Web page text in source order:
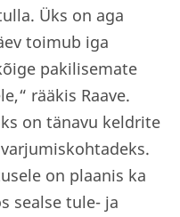
Üks on aga
toimub iga
pakilisemate
rääkis Raave.
on tänavu keldrite
on plaanis ka
sealse tule- ja